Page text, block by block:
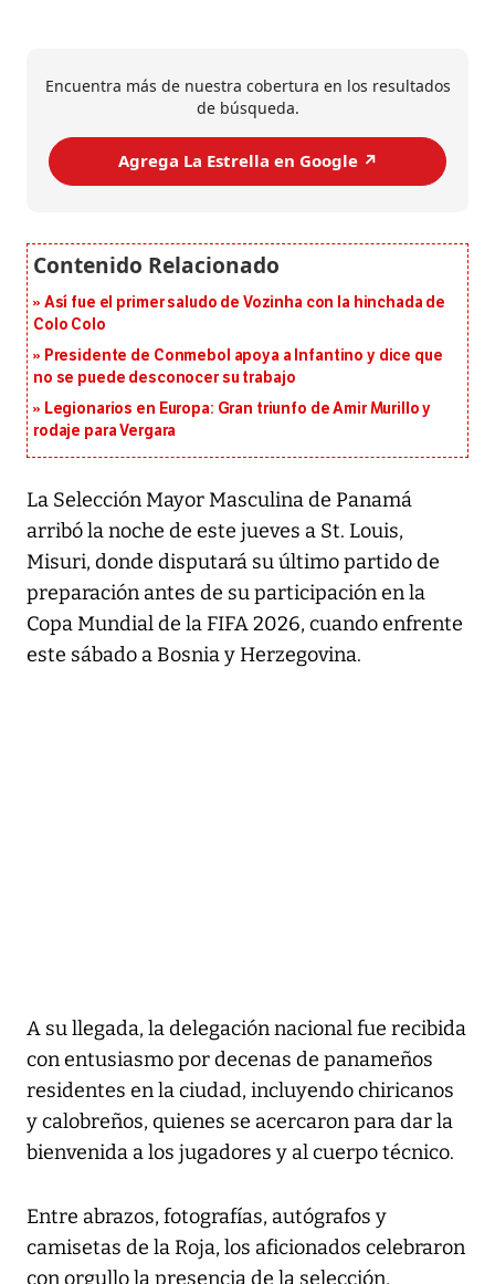
Encuentra más de nuestra cobertura en los resultados
de búsqueda.
Agrega La Estrella en Google ↗️
Así fue el primer saludo de Vozinha con la hinchada de
Colo Colo
Presidente de Conmebol apoya a Infantino y dice que
no se puede desconocer su trabajo
Legionarios en Europa: Gran triunfo de Amir Murillo y
rodaje para Vergara
La Selección Mayor Masculina de Panamá
arribó la noche de este jueves a St. Louis,
Misuri, donde disputará su último partido de
preparación antes de su participación en la
Copa Mundial de la FIFA 2026, cuando enfrente
este sábado a Bosnia y Herzegovina.
A su llegada, la delegación nacional fue recibida
con entusiasmo por decenas de panameños
residentes en la ciudad, incluyendo chiricanos
y calobreños, quienes se acercaron para dar la
bienvenida a los jugadores y al cuerpo técnico.
Entre abrazos, fotografías, autógrafos y
camisetas de la Roja, los aficionados celebraron
con orgullo la presencia de la selección,